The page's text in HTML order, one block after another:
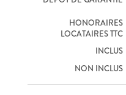
HONORAIRES
LOCATAIRES TTC
INCLUS
NON INCLUS